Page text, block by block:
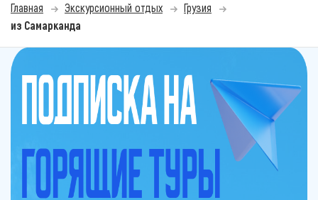
Главная Экскурсионный отдых
Грузия
из Самарканда